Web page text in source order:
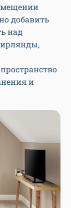
добавить
над
и